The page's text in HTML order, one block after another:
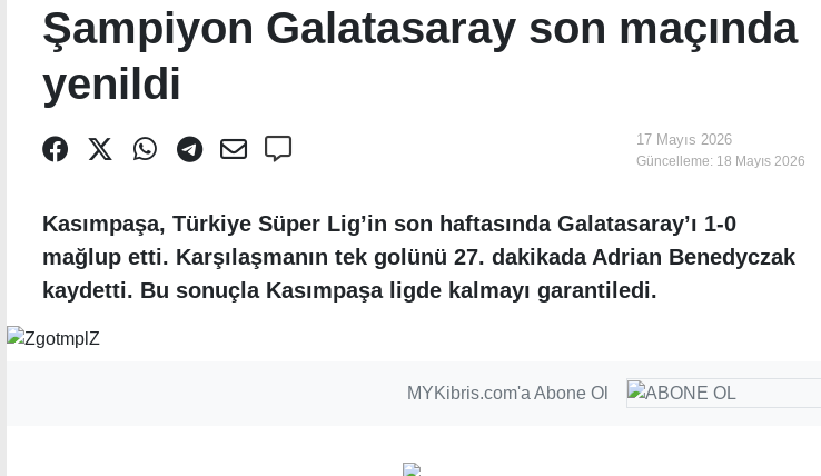
Şampiyon Galatasaray son maçında
yenildi
17 Mayıs 2026
Güncelleme: 18 Mayıs 2026
Kasımpaşa, Türkiye Süper Lig’in son haftasında Galatasaray’ı 1-0
mağlup etti. Karşılaşmanın tek golünü 27. dakikada Adrian Benedyczak
kaydetti. Bu sonuçla Kasımpaşa ligde kalmayı garantiledi.
MYKibris.com'a Abone Ol